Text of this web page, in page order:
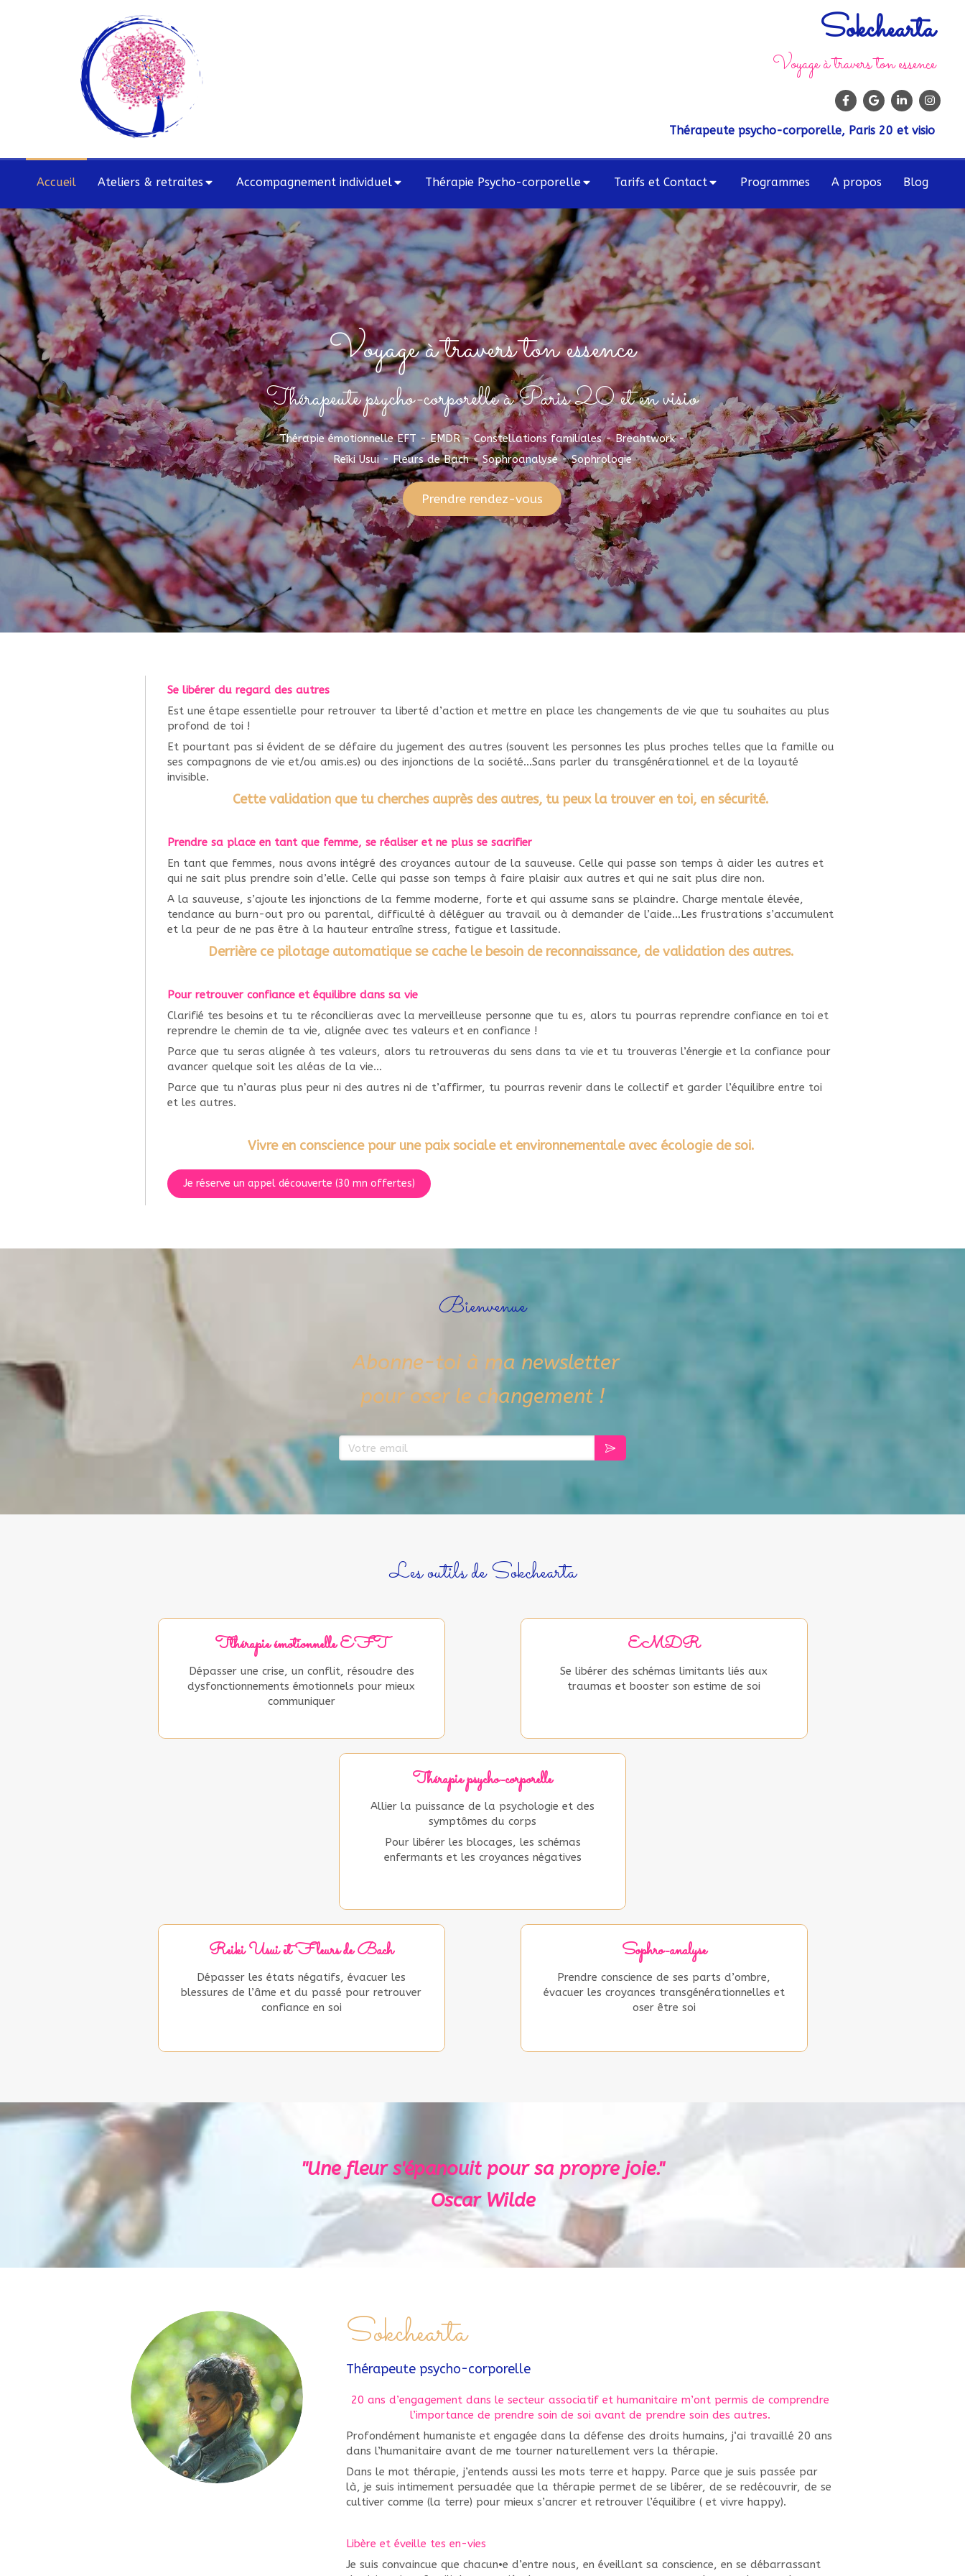
Sokchearta
Voyage à travers ton essence
Thérapeute psycho-corporelle, Paris 20 et visio
Accueil Ateliers & retraites Accompagnement individuel Thérapie Psycho-corporelle Tarifs et Contact Programmes A propos Blog
Voyage à travers ton essence
Thérapeute psycho-corporelle à Paris 20 et en visio
Thérapie émotionnelle EFT - EMDR - Constellations familiales - Breahtwork -
Reîki Usui - Fleurs de Bach - Sophroanalyse - Sophrologie
Prendre rendez-vous
Se libérer du regard des autres
Est une étape essentielle pour retrouver ta liberté d’action et mettre en place les changements de vie que tu souhaites au plus
profond de toi !
Et pourtant pas si évident de se défaire du jugement des autres (souvent les personnes les plus proches telles que la famille ou
ses compagnons de vie et/ou amis.es) ou des injonctions de la société…Sans parler du transgénérationnel et de la loyauté
invisible.
Cette validation que tu cherches auprès des autres, tu peux la trouver en toi, en sécurité.
Prendre sa place en tant que femme, se réaliser et ne plus se sacrifier
En tant que femmes, nous avons intégré des croyances autour de la sauveuse. Celle qui passe son temps à aider les autres et
qui ne sait plus prendre soin d’elle. Celle qui passe son temps à faire plaisir aux autres et qui ne sait plus dire non.
A la sauveuse, s’ajoute les injonctions de la femme moderne, forte et qui assume sans se plaindre. Charge mentale élevée,
tendance au burn-out pro ou parental, difficulté à déléguer au travail ou à demander de l’aide…Les frustrations s’accumulent
et la peur de ne pas être à la hauteur entraîne stress, fatigue et lassitude.
Derrière ce pilotage automatique se cache le besoin de reconnaissance, de validation des autres.
Pour retrouver confiance et équilibre dans sa vie
Clarifié tes besoins et tu te réconcilieras avec la merveilleuse personne que tu es, alors tu pourras reprendre confiance en toi et
reprendre le chemin de ta vie, alignée avec tes valeurs et en confiance !
Parce que tu seras alignée à tes valeurs, alors tu retrouveras du sens dans ta vie et tu trouveras l’énergie et la confiance pour
avancer quelque soit les aléas de la vie…
Parce que tu n’auras plus peur ni des autres ni de t’affirmer, tu pourras revenir dans le collectif et garder l’équilibre entre toi
et les autres.
Vivre en conscience pour une paix sociale et environnementale avec écologie de soi.
Je réserve un appel découverte (30 mn offertes)
Bienvenue
Abonne-toi à ma newsletter
pour oser le changement !
Les outils de Sokchearta
Tthérapie émotionnelle EFT
Dépasser une crise, un conflit, résoudre des
dysfonctionnements émotionnels pour mieux
communiquer
EMDR
Se libérer des schémas limitants liés aux
traumas et booster son estime de soi
Thérapie psycho-corporelle
Allier la puissance de la psychologie et des
symptômes du corps
Pour libérer les blocages, les schémas
enfermants et les croyances négatives
Reiki Usui et Fleurs de Bach
Dépasser les états négatifs, évacuer les
blessures de l’âme et du passé pour retrouver
confiance en soi
Sophro-analyse
Prendre conscience de ses parts d’ombre,
évacuer les croyances transgénérationnelles et
oser être soi
"Une fleur s'épanouit pour sa propre joie."
Oscar Wilde
Sokchearta
Thérapeute psycho-corporelle
20 ans d’engagement dans le secteur associatif et humanitaire m’ont permis de comprendre
l’importance de prendre soin de soi avant de prendre soin des autres.
Profondément humaniste et engagée dans la défense des droits humains, j‘ai travaillé 20 ans
dans l’humanitaire avant de me tourner naturellement vers la thérapie.
Dans le mot thérapie, j’entends aussi les mots terre et happy. Parce que je suis passée par
là, je suis intimement persuadée que la thérapie permet de se libérer, de se redécouvrir, de se
cultiver comme (la terre) pour mieux s’ancrer et retrouver l’équilibre ( et vivre happy).
Libère et éveille tes en-vies
Je suis convaincue que chacun•e d’entre nous, en éveillant sa conscience, en se débarrassant